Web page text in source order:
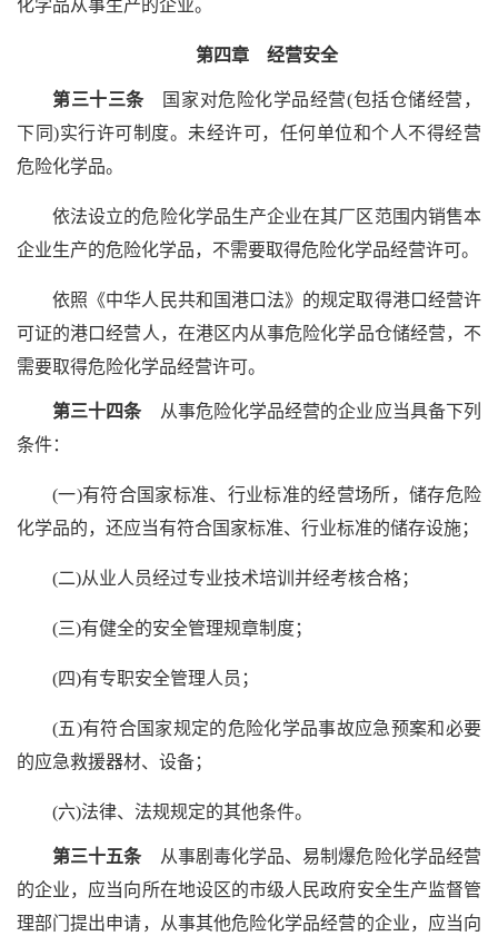
化学品从事生产的企业。
第四章 经营安全
第三十三条
国家对危险化学品经营(包括仓储经营，
下同)实行许可制度。未经许可，任何单位和个人不得经营
危险化学品。
依法设立的危险化学品生产企业在其厂区范围内销售本
企业生产的危险化学品，不需要取得危险化学品经营许可。
依照《中华人民共和国港口法》的规定取得港口经营许
可证的港口经营人，在港区内从事危险化学品仓储经营，不
需要取得危险化学品经营许可。
第三十四条从事危险化学品经营的企业应当具备下列
条件：
(一)有符合国家标准、行业标准的经营场所，储存危险
化学品的，还应当有符合国家标准、行业标准的储存设施；
(二)从业人员经过专业技术培训并经考核合格；
(三)有健全的安全管理规章制度；
(四)有专职安全管理人员；
(五)有符合国家规定的危险化学品事故应急预案和必要
的应急救援器材、设备；
(六)法律、法规规定的其他条件。
第三十五条
从事剧毒化学品、易制爆危险化学品经营
的企业，应当向所在地设区的市级人民政府安全生产监督管
理部门提出申请，从事其他危险化学品经营的企业，应当向